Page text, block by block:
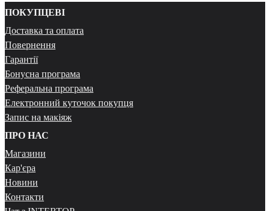
ПОКУПЦЕВІ
Доставка та оплата
Повернення
Гарантії
Бонусна програма
Реферальна програма
Електронний куточок покупця
Запис на макіяж
ПРО НАС
Магазини
Кар'єра
Новини
Контакти